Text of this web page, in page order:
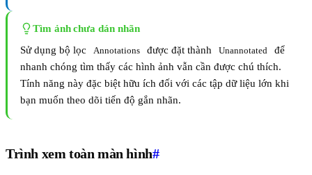
Tìm ảnh chưa dán nhãn
Sử dụng bộ lọc
Annotations được đặt thành Unannotated
để
nhanh chóng tìm thấy các hình ảnh vẫn cần được chú thích.
Tính năng này đặc biệt hữu ích đối với các tập dữ liệu lớn khi
bạn muốn theo dõi tiến độ gắn nhãn.
Trình xem toàn màn hình#